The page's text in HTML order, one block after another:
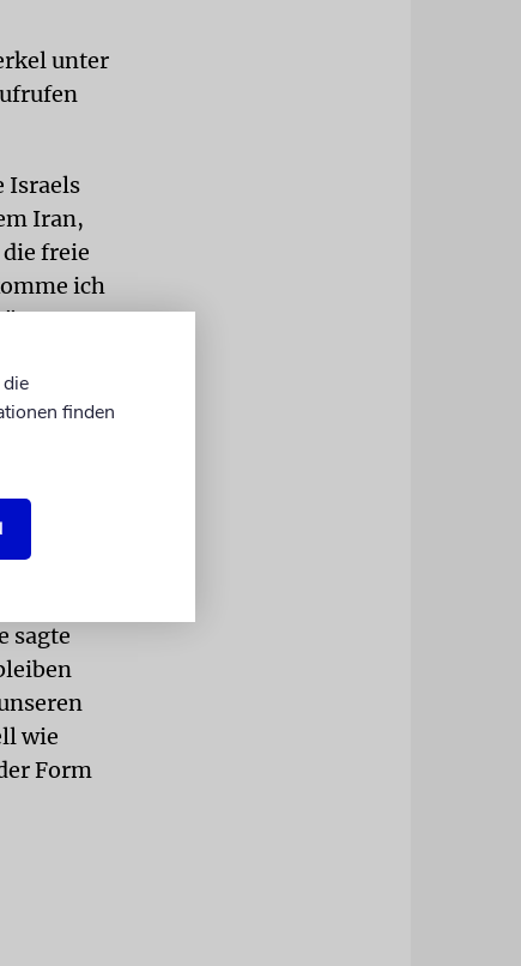
unter
Israels
Iran,
freie
ich
sagte
wie
Form
finden